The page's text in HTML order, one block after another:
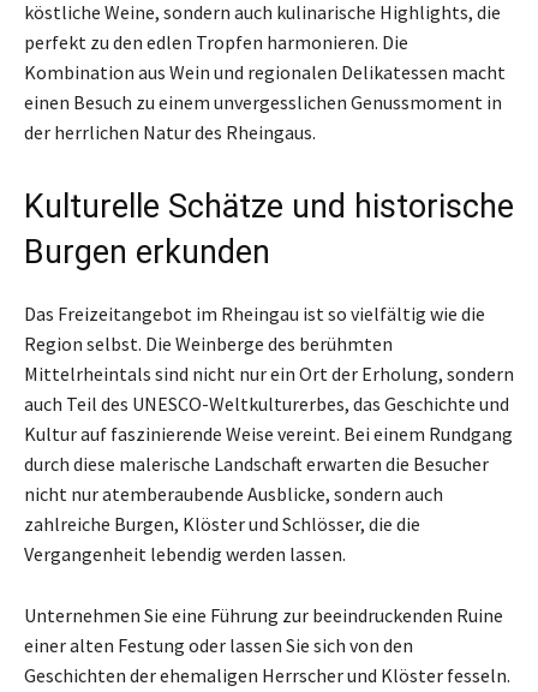
köstliche Weine, sondern auch kulinarische Highlights, die
perfekt zu den edlen Tropfen harmonieren. Die
Kombination aus Wein und regionalen Delikatessen macht
einen Besuch zu einem unvergesslichen Genussmoment in
der herrlichen Natur des Rheingaus.
Kulturelle Schätze und historische
Burgen erkunden
Das Freizeitangebot im Rheingau ist so vielfältig wie die
Region selbst. Die Weinberge des berühmten
Mittelrheintals sind nicht nur ein Ort der Erholung, sondern
auch Teil des UNESCO-Weltkulturerbes, das Geschichte und
Kultur auf faszinierende Weise vereint. Bei einem Rundgang
durch diese malerische Landschaft erwarten die Besucher
nicht nur atemberaubende Ausblicke, sondern auch
zahlreiche Burgen, Klöster und Schlösser, die die
Vergangenheit lebendig werden lassen.
Unternehmen Sie eine Führung zur beeindruckenden Ruine
einer alten Festung oder lassen Sie sich von den
Geschichten der ehemaligen Herrscher und Klöster fesseln.